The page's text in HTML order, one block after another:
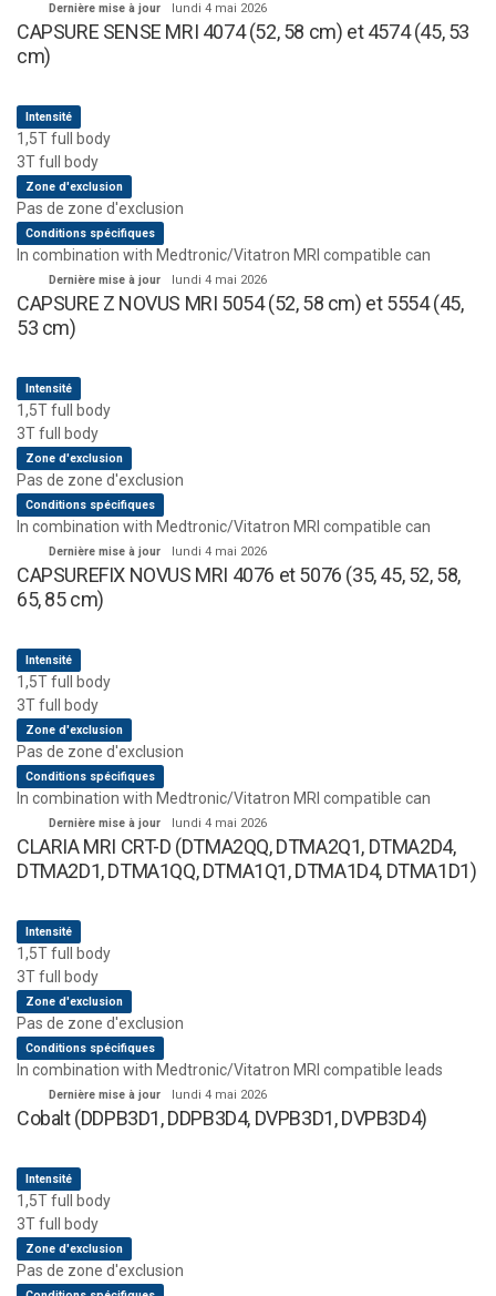
Dernière mise à jour lundi 4 mai 2026
CAPSURE SENSE MRI 4074 (52, 58 cm) et 4574 (45, 53
cm)
Intensité
1,5T full body
3T full body
Zone d'exclusion
Pas de zone d'exclusion
Conditions spécifiques
In combination with Medtronic/Vitatron MRI compatible can
Dernière mise à jour lundi 4 mai 2026
CAPSURE Z NOVUS MRI 5054 (52, 58 cm) et 5554 (45,
53 cm)
Intensité
1,5T full body
3T full body
Zone d'exclusion
Pas de zone d'exclusion
Conditions spécifiques
In combination with Medtronic/Vitatron MRI compatible can
Dernière mise à jour lundi 4 mai 2026
CAPSUREFIX NOVUS MRI 4076 et 5076 (35, 45, 52, 58,
65, 85 cm)
Intensité
1,5T full body
3T full body
Zone d'exclusion
Pas de zone d'exclusion
Conditions spécifiques
In combination with Medtronic/Vitatron MRI compatible can
Dernière mise à jour lundi 4 mai 2026
CLARIA MRI CRT-D (DTMA2QQ, DTMA2Q1, DTMA2D4,
DTMA2D1, DTMA1QQ, DTMA1Q1, DTMA1D4, DTMA1D1)
Intensité
1,5T full body
3T full body
Zone d'exclusion
Pas de zone d'exclusion
Conditions spécifiques
In combination with Medtronic/Vitatron MRI compatible leads
Dernière mise à jour lundi 4 mai 2026
Cobalt (DDPB3D1, DDPB3D4, DVPB3D1, DVPB3D4)
Intensité
1,5T full body
3T full body
Zone d'exclusion
Pas de zone d'exclusion